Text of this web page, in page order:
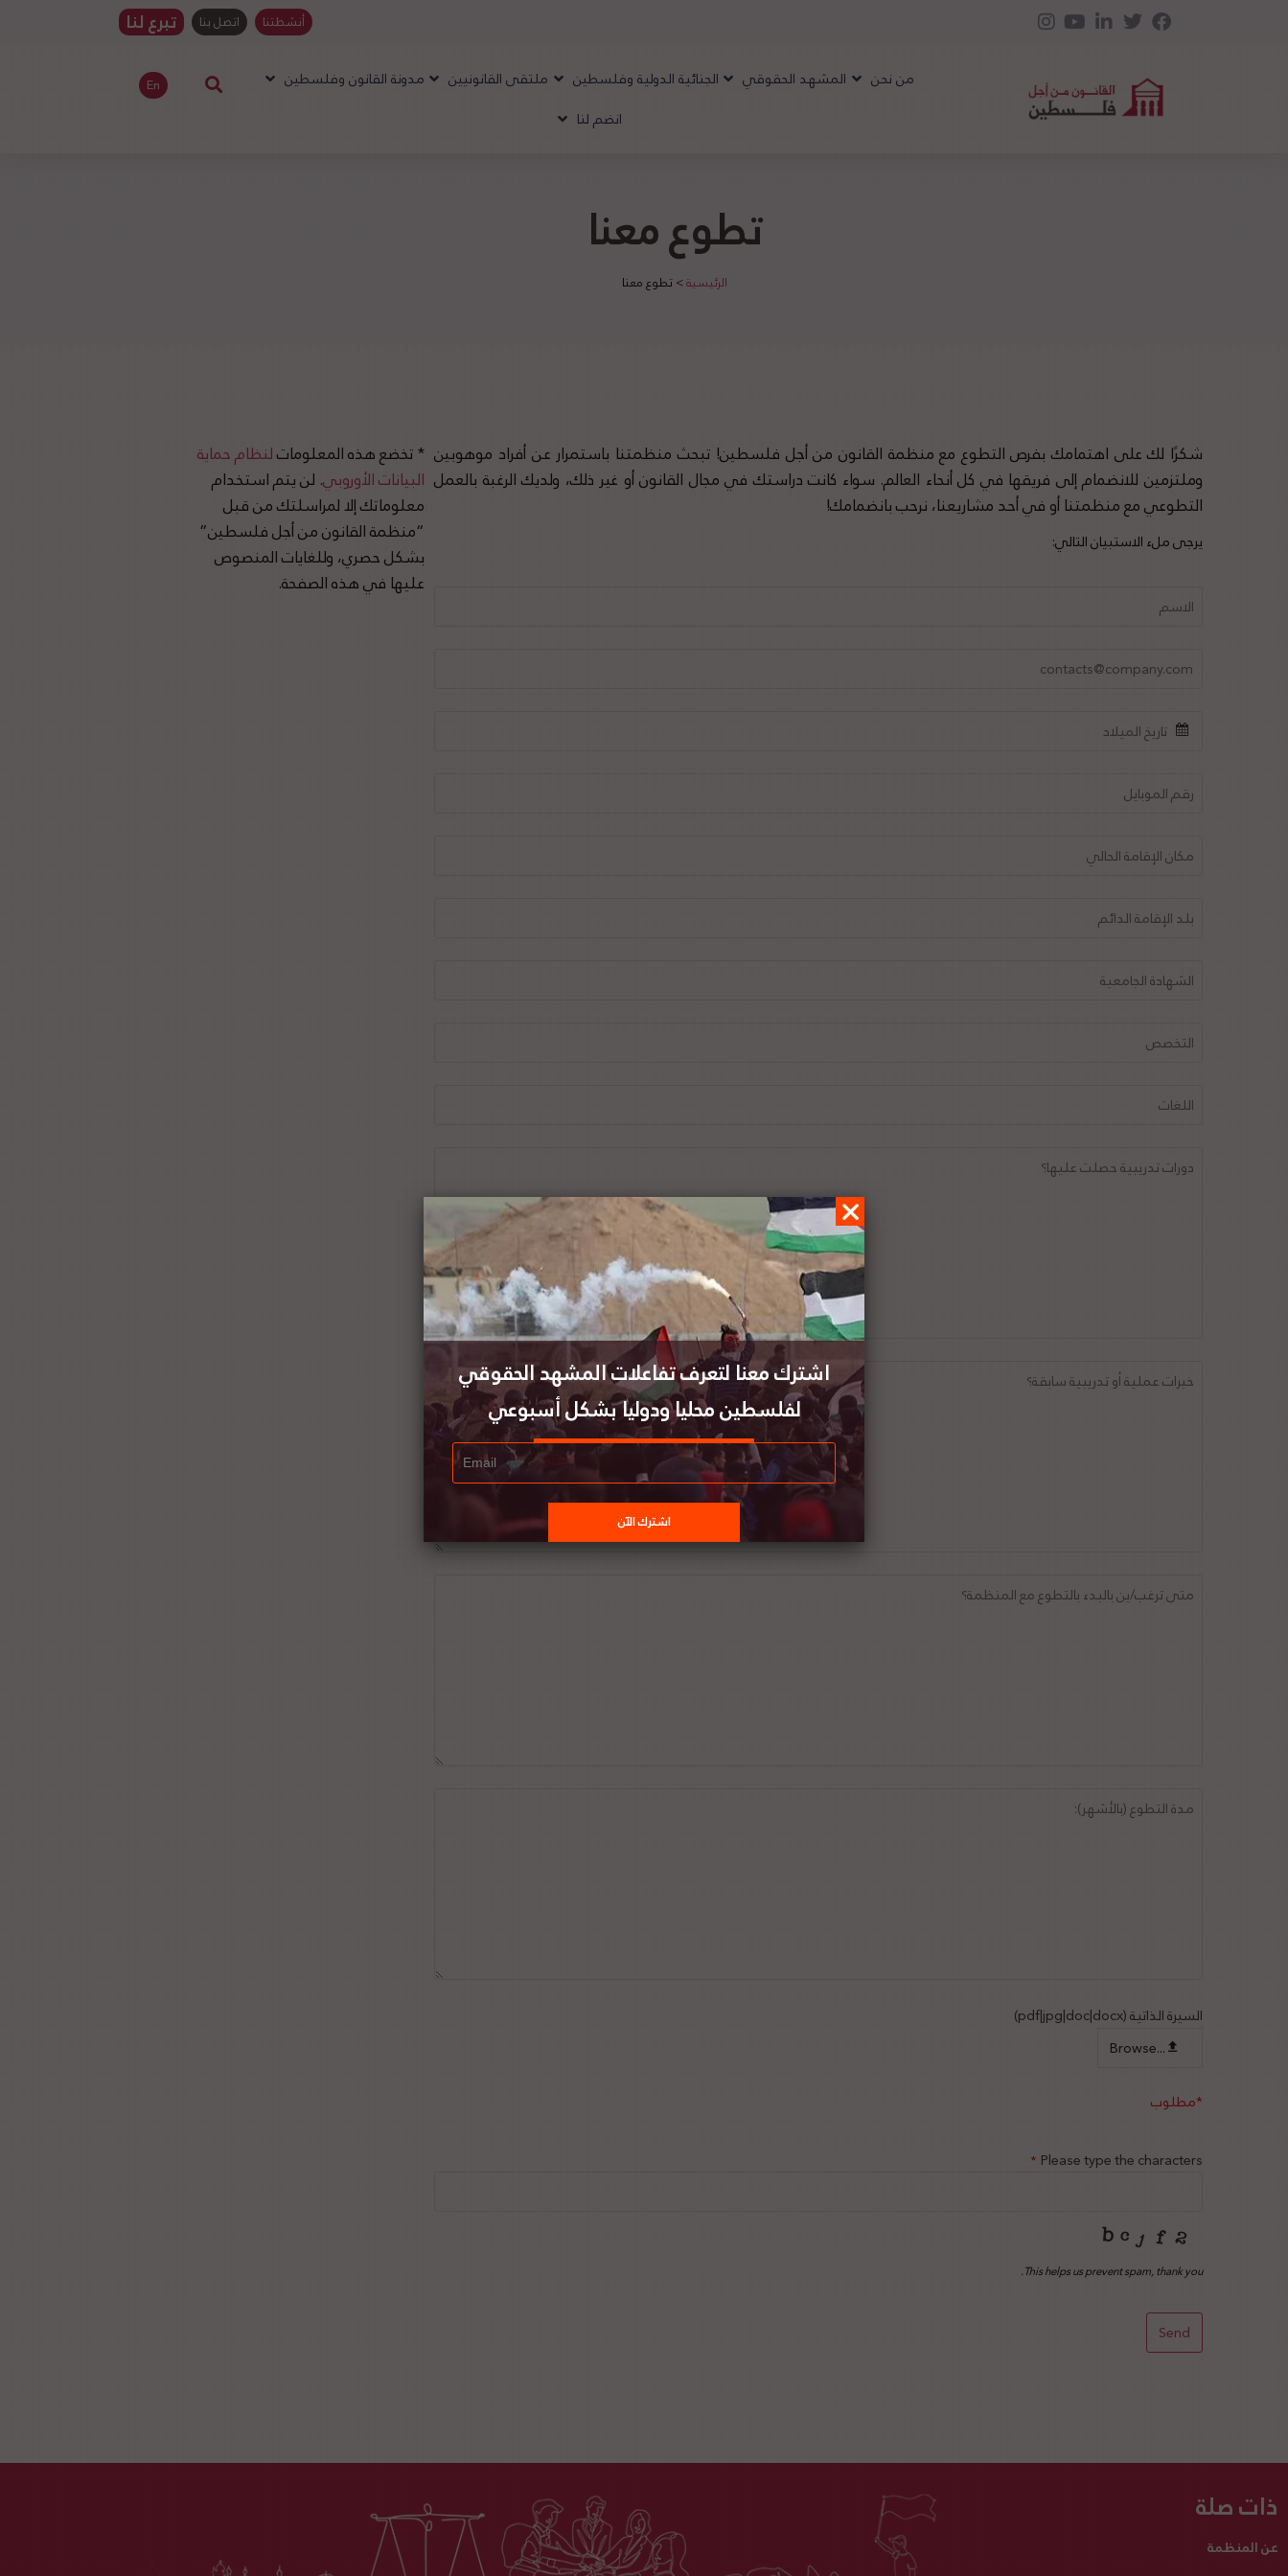
أنشطتنا اتصل بنا تبرع لنا
من نحن المشهد الحقوقي الجنائية الدولية وفلسطين ملتقى القانونيين مدونة القانون وفلسطين
انضم لنا
En
تطوع معنا
الرئيسية>تطوع معنا
شكرًا لك على اهتمامك بفرص التطوع مع منظمة القانون من أجل فلسطين! تبحث منظمتنا باستمرار عن أفراد موهوبين
وملتزمين للانضمام إلى فريقها في كل أنحاء العالم. سواء كانت دراستك في مجال القانون أو غير ذلك، ولديك الرغبة بالعمل
التطوعي مع منظمتنا أو في أحد مشاريعنا، نرحب بانضمامك!
يرجى ملء الاستبيان التالي:
السيرة الذاتية (pdf|jpg|doc|docx)
Browse...
*مطلوب
Please type the characters
*
This helps us prevent spam, thank you.
Send
* تخضع هذه المعلوماتلنظام حماية
البيانات الأوروبي. لن يتم استخدام
معلوماتك إلا لمراسلتك من قبل
“منظمة القانون من أجل فلسطين”
بشكل حصري، وللغايات المنصوص
عليها في هذه الصفحة.
ذات صلة
عن المنظمة
اشترك معنا لتعرف تفاعلات المشهد الحقوقي
لفلسطين محليا ودوليا بشكل أسبوعي